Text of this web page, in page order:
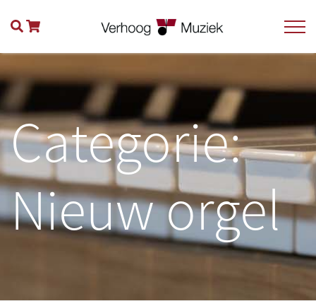
Categorie:
Nieuw orgel